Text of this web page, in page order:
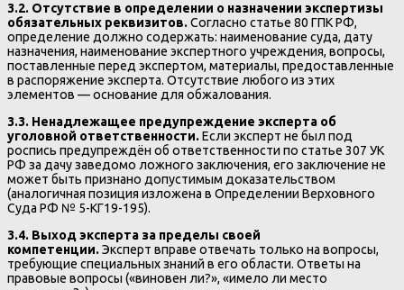
3.2. Отсутствие в определении о назначении экспертизы
обязательных реквизитов.Согласно статье 80 ГПК РФ,
определение должно содержать: наименование суда, дату
назначения, наименование экспертного учреждения, вопросы,
поставленные перед экспертом, материалы, предоставленные
в распоряжение эксперта. Отсутствие любого из этих
элементов — основание для обжалования.
3.3. Ненадлежащее предупреждение эксперта об
уголовной ответственности.Если эксперт не был под
роспись предупреждён об ответственности по статье 307 УК
РФ за дачу заведомо ложного заключения, его заключение не
может быть признано допустимым доказательством
(аналогичная позиция изложена в Определении Верховного
Суда РФ № 5-КГ19-195).
3.4. Выход эксперта за пределы своей
компетенции.Эксперт вправе отвечать только на вопросы,
требующие специальных знаний в его области. Ответы на
правовые вопросы («виновен ли?», «имело ли место